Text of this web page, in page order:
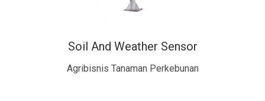
Soil And Weather Sensor
Agribisnis Tanaman Perkebunan